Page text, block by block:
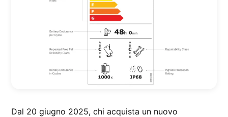
Dal 20 giugno 2025, chi acquista un nuovo